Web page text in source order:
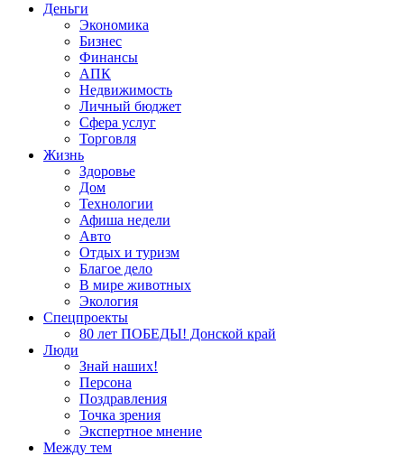
Деньги
Экономика
Бизнес
Финансы
АПК
Недвижимость
Личный бюджет
Сфера услуг
Торговля
Жизнь
Здоровье
Дом
Технологии
Афиша недели
Авто
Отдых и туризм
Благое дело
В мире животных
Экология
Спецпроекты
80 лет ПОБЕДЫ! Донской край
Люди
Знай наших!
Персона
Поздравления
Точка зрения
Экспертное мнение
Между тем